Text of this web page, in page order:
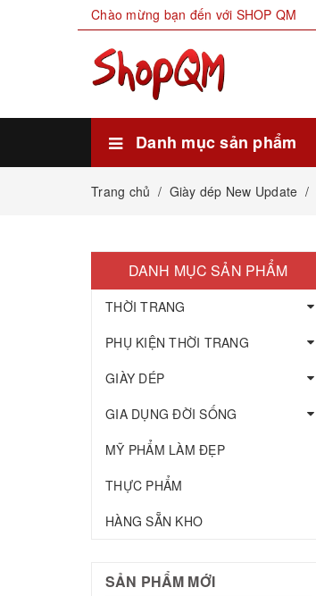
Chào mừng bạn đến với SHOP QM
Danh mục sản phẩm
Trang chủ / Giày dép New Update /
DANH MỤC SẢN PHẨM
THỜI TRANG
PHỤ KIỆN THỜI TRANG
GIÀY DÉP
GIA DỤNG ĐỜI SỐNG
MỸ PHẨM LÀM ĐẸP
THỰC PHẨM
HÀNG SẴN KHO
SẢN PHẨM MỚI